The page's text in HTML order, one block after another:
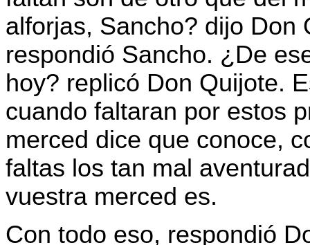
alforjas, Sancho? dijo Don
respondió Sancho. ¿De
hoy? replicó Don Quijote.
cuando faltaran por estos
merced dice que conoce,
faltas los tan mal
vuestra merced es.
Con todo eso, respondió